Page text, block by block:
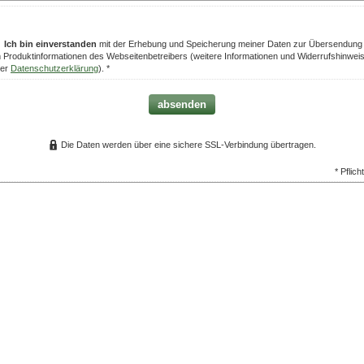
Ich bin einverstanden mit der Erhebung und Speicherung meiner Daten zur Übersendung
Produktinformationen des Webseitenbetreibers (weitere Informationen und
Datenschutzerklärung). *
absenden
Die Daten werden über eine sichere SSL-Verbindung übertragen.
*